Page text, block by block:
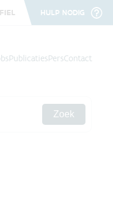
HULP NODIG
PublicatiesPersContact
Zoek